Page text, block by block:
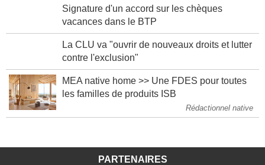
Signature d'un accord sur les chèques
vacances dans le BTP
La CLU va "ouvrir de nouveaux droits et lutter
contre l'exclusion"
MEA native home >> Une FDES pour toutes
les familles de produits ISB
Rédactionnel native
PARTENAIRES